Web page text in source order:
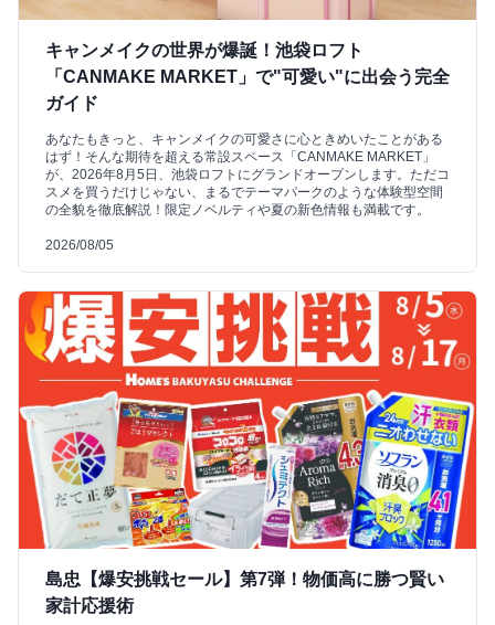
キャンメイクの世界が爆誕！池袋ロフト
「CANMAKE MARKET」で"可愛い"に出会う完全
ガイド
あなたもきっと、キャンメイクの可愛さに心ときめいたことがある
はず！そんな期待を超える常設スペース「CANMAKE MARKET」
が、2026年8月5日、池袋ロフトにグランドオープンします。ただコ
スメを買うだけじゃない、まるでテーマパークのような体験型空間
の全貌を徹底解説！限定ノベルティや夏の新色情報も満載です。
2026/08/05
島忠【爆安挑戦セール】第7弾！物価高に勝つ賢い
家計応援術